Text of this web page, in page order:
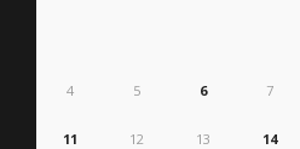
4 5 6 7
11 12 13 14